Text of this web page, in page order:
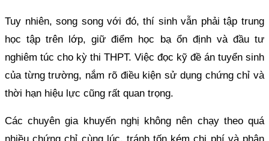
Tuy nhiên, song song với đó, thí sinh vẫn phải tập trung
học tập trên lớp, giữ điểm học bạ ổn định và đầu tư
nghiêm túc cho kỳ thi THPT. Việc đọc kỹ đề án tuyển sinh
của từng trường, nắm rõ điều kiện sử dụng chứng chỉ và
thời hạn hiệu lực cũng rất quan trọng.
Các chuyên gia khuyến nghị không nên chạy theo quá